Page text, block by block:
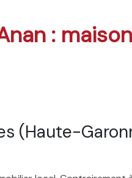
:
(Haute-